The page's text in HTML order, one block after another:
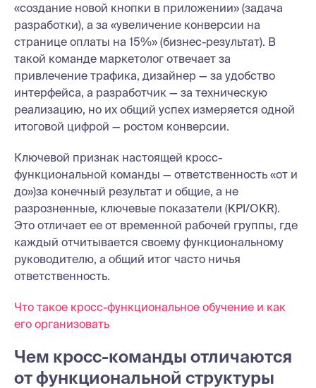
«создание новой кнопки в приложении» (задача
разработки), а за «увеличение конверсии на
странице оплаты на 15%» (бизнес-результат). В
такой команде маркетолог отвечает за
привлечение трафика, дизайнер — за удобство
интерфейса, а разработчик — за техническую
реализацию, но их общий успех измеряется одной
итоговой цифрой — ростом конверсии.
Ключевой признак настоящей кросс-
функциональной команды — ответственность «от и
до»)за конечный результат и общие, а не
разрозненные, ключевые показатели (KPI/OKR).
Это отличает ее от временной рабочей группы, где
каждый отчитывается своему функциональному
руководителю, а общий итог часто ничья
ответственность.
Что такое кросс-функциональное обучение и как
его организовать
Чем кросс-команды отличаются
от функциональной структуры